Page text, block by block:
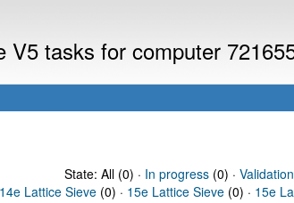
V5 tasks for computer
State: All (0) · In progress(0) ·
14e Lattice Sieve (0) · 15e Lattice Sieve (0) · 15e